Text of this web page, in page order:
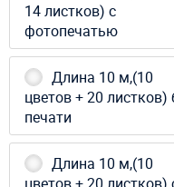
14 листков) с
фотопечатью
Длина 10 м,(10
цветов + 20 листков)
печати
Длина 10 м,(10